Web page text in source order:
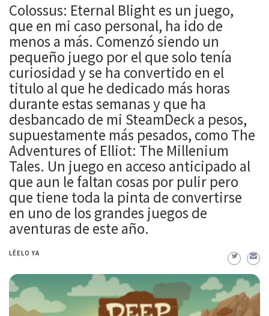
Colossus: Eternal Blight es un juego,
que en mi caso personal, ha ido de
menos a más. Comenzó siendo un
pequeño juego por el que solo tenía
curiosidad y se ha convertido en el
titulo al que he dedicado más horas
durante estas semanas y que ha
desbancado de mi SteamDeck a pesos,
supuestamente más pesados, como The
Adventures of Elliot: The Millenium
Tales. Un juego en acceso anticipado al
que aun le faltan cosas por pulir pero
que tiene toda la pinta de convertirse
en uno de los grandes juegos de
aventuras de este año.
LÉELO YA